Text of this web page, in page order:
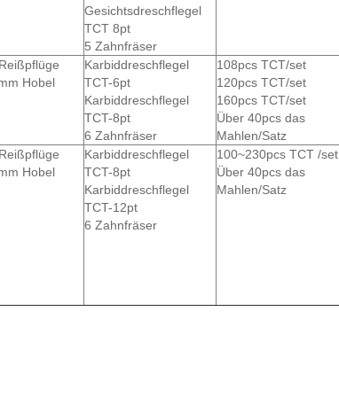
Gesichtsdreschflegel
TCT 8pt
5 Zahnfräser
Hobel
Karbiddreschflegel
TCT-6pt
Karbiddreschflegel
TCT-8pt
6 Zahnfräser
108pcs TCT/set
120pcs TCT/set
160pcs TCT/set
Über 40pcs das
Mahlen/Satz
Hobel
Karbiddreschflegel
TCT-8pt
Karbiddreschflegel
TCT-12pt
6 Zahnfräser
100~230pcs TCT /set
Über 40pcs das
Mahlen/Satz